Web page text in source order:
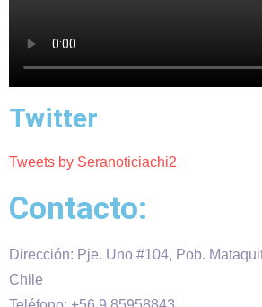
Twitter
Tweets by Seranoticiachi2
Contacto:
Dirección: Pje. Uno #104, Pob.
Chile